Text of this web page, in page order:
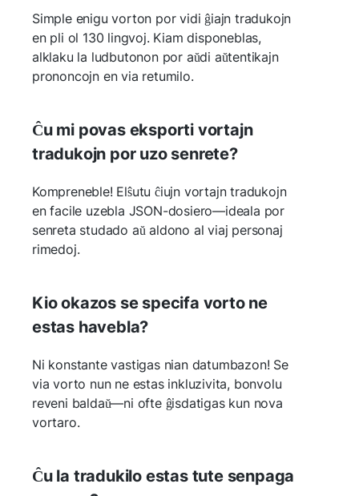
Simple enigu vorton por vidi ĝiajn tradukojn
en pli ol 130 lingvoj. Kiam disponeblas,
alklaku la ludbutonon por aŭdi aŭtentikajn
prononcojn en via retumilo.
Ĉu mi povas eksporti vortajn
tradukojn por uzo senrete?
Kompreneble! Elŝutu ĉiujn vortajn tradukojn
en facile uzebla JSON-dosiero—ideala por
senreta studado aŭ aldono al viaj personaj
rimedoj.
Kio okazos se specifa vorto ne
estas havebla?
Ni konstante vastigas nian datumbazon! Se
via vorto nun ne estas inkluzivita, bonvolu
reveni baldaŭ—ni ofte ĝisdatigas kun nova
vortaro.
Ĉu la tradukilo estas tute senpaga